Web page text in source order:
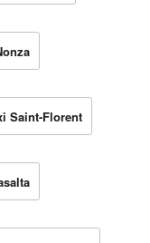
Saint-Florent